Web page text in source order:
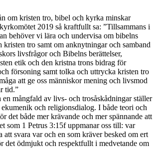
om kristen tro, bibel och kyrka minskar
2019 så kraftfullt sa: ”Tillsammans i
behöver vi lära och undervisa om bibelns
kristen tro samt om anknytningar och samband
livsfrågor och Bibelns berättelser,
etik och den kristna trons bidrag för
försoning samt tolka och uttrycka kristen tro
att ge oss människor mening och livsmod
tid.”
mångfald av livs- och trosåskådningar ställer
och religionsdialog. I både teori och
det både mer krävande och mer spännande att
som 1 Petrus 3:15f uppmanar oss till: var
att svara var och en som kräver besked om ert
det ödmjukt och respektfullt i medvetande om